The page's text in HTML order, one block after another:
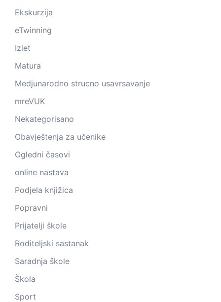
Ekskurzija
eTwinning
Izlet
Matura
Medjunarodno strucno usavrsavanje
mreVUK
Nekategorisano
Obavještenja za učenike
Ogledni časovi
online nastava
Podjela knjižica
Popravni
Prijatelji škole
Roditeljski sastanak
Saradnja škole
Škola
Sport